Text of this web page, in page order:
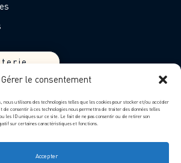
Gérer le consentement
nous utilisons des technologies telles que les cookies pour stocker et/ou accéder
de consentir à ces technologies nous permettra de traiter des données telles
les ID uniques sur ce site. Le fait de ne pas consentir ou de retirer son
sur certaines caractéristiques et fonctions.
Accepter